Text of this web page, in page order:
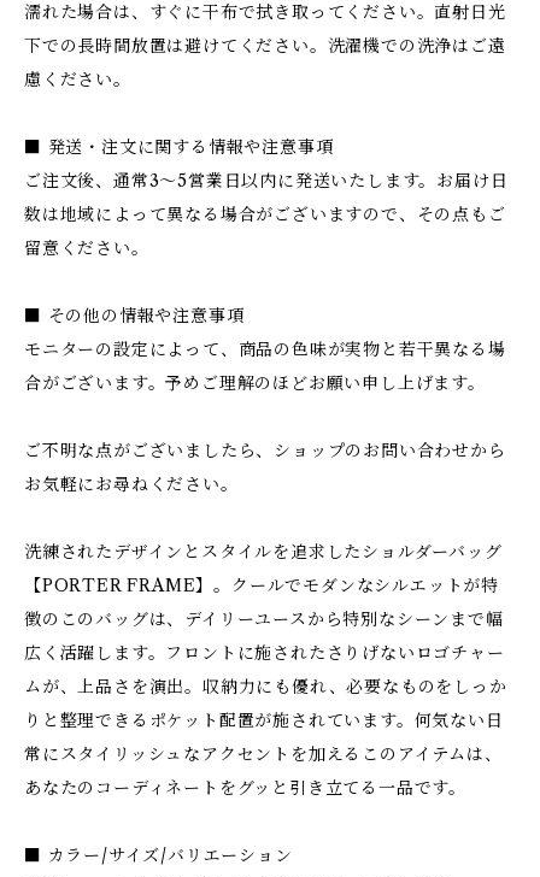
濡れた場合は、すぐに干布で拭き取ってください。直射日光
下での長時間放置は避けてください。洗濯機での洗浄はご遠
慮ください。
■ 発送・注文に関する情報や注意事項
ご注文後、通常3〜5営業日以内に発送いたします。お届け日
数は地域によって異なる場合がございますので、その点もご
留意ください。
■ その他の情報や注意事項
モニターの設定によって、商品の色味が実物と若干異なる場
合がございます。予めご理解のほどお願い申し上げます。
ご不明な点がございましたら、ショップのお問い合わせから
お気軽にお尋ねください。
洗練されたデザインとスタイルを追求したショルダーバッグ
【PORTER FRAME】。クールでモダンなシルエットが特
徴のこのバッグは、デイリーユースから特別なシーンまで幅
広く活躍します。フロントに施されたさりげないロゴチャー
ムが、上品さを演出。収納力にも優れ、必要なものをしっか
りと整理できるポケット配置が施されています。何気ない日
常にスタイリッシュなアクセントを加えるこのアイテムは、
あなたのコーディネートをグッと引き立てる一品です。
■ カラー/サイズ/バリエーション